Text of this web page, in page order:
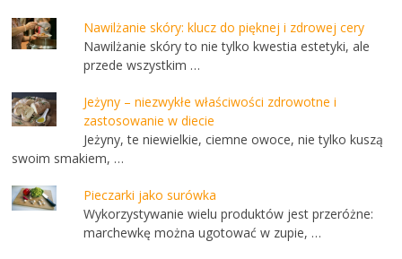
Nawilżanie skóry: klucz do pięknej i zdrowej cery
Nawilżanie skóry to nie tylko kwestia estetyki, ale
przede wszystkim …
Jeżyny – niezwykłe właściwości zdrowotne i
zastosowanie w diecie
Jeżyny, te niewielkie, ciemne owoce, nie tylko kuszą
swoim smakiem, …
Pieczarki jako surówka
Wykorzystywanie wielu produktów jest przeróżne:
marchewkę można ugotować w zupie, …